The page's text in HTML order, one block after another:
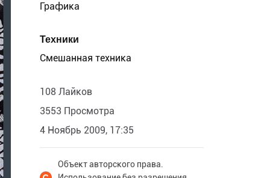
Графика
Техники
Смешанная техника
108 Лайков
3553 Просмотра
4 Ноябрь 2009, 17:35
Объект авторского права.